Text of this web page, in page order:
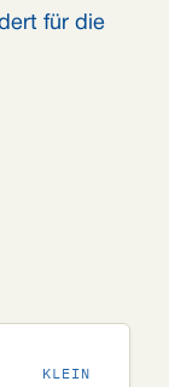
für die
KLEIN